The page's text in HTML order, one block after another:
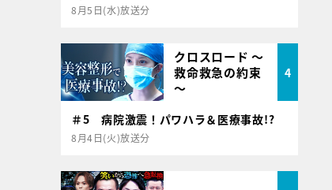
8月5日(水)放送分
クロスロード ～
救命救急の約束
～
4
＃5 病院激震！パワハラ＆医療事故!?
8月4日(火)放送分